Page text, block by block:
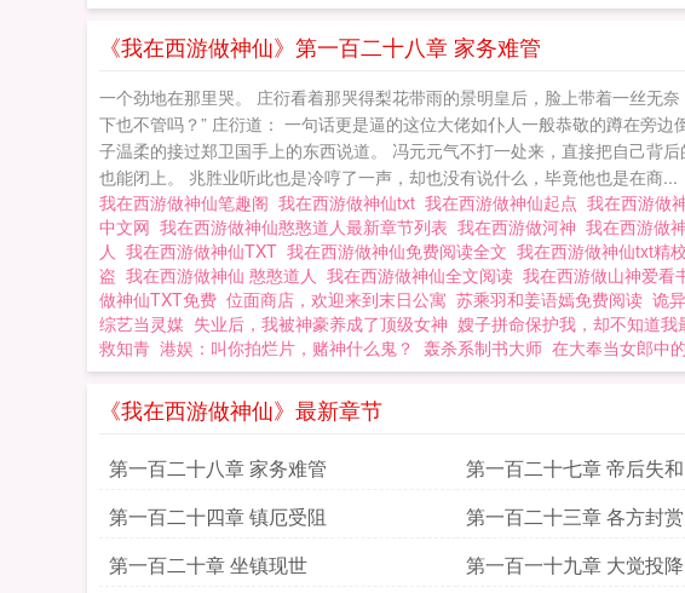
《我在西游做神仙》第一百二十八章 家务难管
一个劲地在那里哭。 庄衍看着那哭得梨花带雨的景明皇后，脸上带着一丝无
下也不管吗？” 庄衍道： 一句话更是逼的这位大佬如仆人一般恭敬的蹲在旁
子温柔的接过郑卫国手上的东西说道。 冯元元气不打一处来，直接把自己背
也能闭上。 兆胜业听此也是冷哼了一声，却也没有说什么，毕竟他也是在商...
我在西游做神仙笔趣阁 我在西游做神仙txt 我在西游做神仙起点 我在西游做
中文网 我在西游做神仙憨憨道人最新章节列表 我在西游做河神 我在西游做
人 我在西游做神仙TXT 我在西游做神仙免费阅读全文 我在西游做神仙txt精
盗 我在西游做神仙 憨憨道人 我在西游做神仙全文阅读 我在西游做山神爱看
做神仙TXT免费 位面商店，欢迎来到末日公寓 苏乘羽和姜语嫣免费阅读 诡
综艺当灵媒 失业后，我被神豪养成了顶级女神 嫂子拼命保护我，却不知道我
救知青 港娱：叫你拍烂片，赌神什么鬼？ 轰杀系制书大师 在大奉当女郎中
《我在西游做神仙》最新章节
第一百二十八章 家务难管 第一百二十七章 帝后失和
第一百二十四章 镇厄受阻
第一百二十三章 各方封赏
第一百二十章 坐镇现世
第一百一十九章 大觉投降